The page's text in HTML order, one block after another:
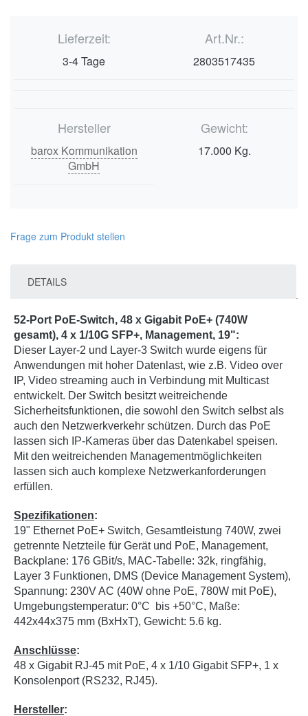
Lieferzeit:
3-4 Tage
Art.Nr.:
2803517435
Hersteller
barox Kommunikation
GmbH
Gewicht:
17.000 Kg.
Frage zum Produkt stellen
DETAILS
52-Port PoE-Switch, 48 x Gigabit PoE+ (740W
gesamt), 4 x 1/10G SFP+, Management, 19":
Dieser Layer-2 und Layer-3 Switch wurde eigens für
Anwendungen mit hoher Datenlast, wie z.B. Video over
IP, Video streaming auch in Verbindung mit Multicast
entwickelt. Der Switch besitzt weitreichende
Sicherheitsfunktionen, die sowohl den Switch selbst als
auch den Netzwerkverkehr schützen. Durch das PoE
lassen sich IP-Kameras über das Datenkabel speisen.
Mit den weitreichenden Managementmöglichkeiten
lassen sich auch komplexe Netzwerkanforderungen
erfüllen.
Spezifikationen:
19" Ethernet PoE+ Switch, Gesamtleistung 740W, zwei
getrennte Netzteile für Gerät und PoE, Management,
Backplane: 176 GBit/s, MAC-Tabelle: 32k, ringfähig,
Layer 3 Funktionen, DMS (Device Management System),
Spannung: 230V AC (40W ohne PoE, 780W mit PoE),
Umgebungstemperatur: 0°C bis +50°C, Maße:
442x44x375 mm (BxHxT), Gewicht: 5.6 kg.
Anschlüsse:
48 x Gigabit RJ-45 mit PoE, 4 x 1/10 Gigabit SFP+, 1 x
Konsolenport (RS232, RJ45).
Hersteller: